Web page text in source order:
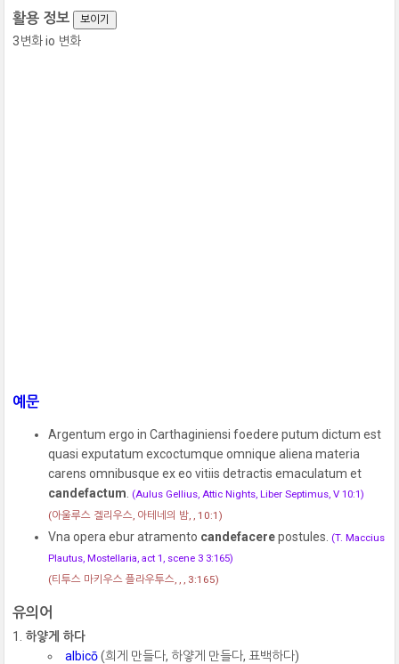
활용 정보 보이기
3변화 io 변화
예문
Argentum ergo in Carthaginiensi foedere putum dictum est
quasi exputatum excoctumque omnique aliena materia
carens omnibusque ex eo vitiis detractis emaculatum et
candefactum (Aulus Gellius, Attic Nights, Liber Septimus, V 10:1)
(아울루스 겔리우스, 아테네의 밤, , 10:1)
Vna opera ebur atramento candefacerepostules. (T. Maccius
Plautus, Mostellaria, act 1, scene 3 3:165)
(티투스 마키우스 플라우투스, , , 3:165)
유의어
하얗게 하다
albicō(희게 만들다, 하얗게 만들다, 표백하다)